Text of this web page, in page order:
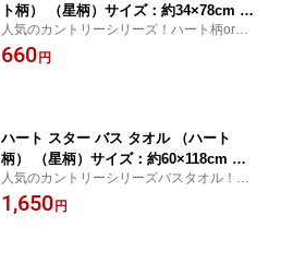
ト柄） （星柄）サイズ：約34×78cm か
わいい タオル フェイス タオル カント
リー雑貨カントリー アメリカン テイス
人気のカントリーシリーズ！ハート柄orス
ター柄、どちらがお好み？かわいいタオル
フェイスタオル カントリー雑貨
660 円
ハート スター バス タオル （ハート
柄） （星柄）サイズ：約60×118cm か
わいい タオル バス タオル カントリー
雑貨カントリー アメリカン テイスト 雑
人気のカントリーシリーズバスタオル！ハ
ート柄orスター柄、どちらがお好み？かわ
いいタオル バスタオル カントリー雑貨
1,650 円